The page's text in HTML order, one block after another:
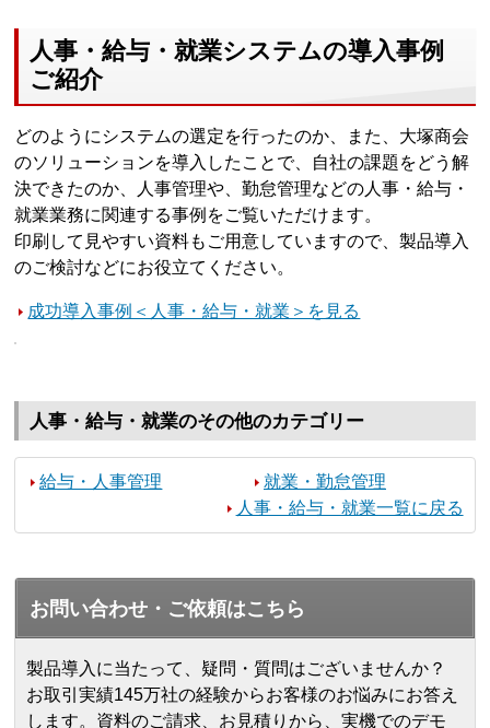
人事・給与・就業システムの導入事例
ご紹介
どのようにシステムの選定を行ったのか、また、大塚商会
のソリューションを導入したことで、自社の課題をどう解
決できたのか、人事管理や、勤怠管理などの人事・給与・
就業業務に関連する事例をご覧いただけます。
印刷して見やすい資料もご用意していますので、製品導入
のご検討などにお役立てください。
成功導入事例＜人事・給与・就業＞を見る
人事・給与・就業のその他のカテゴリー
給与・人事管理
就業・勤怠管理
人事・給与・就業一覧に戻る
お問い合わせ・ご依頼はこちら
製品導入に当たって、疑問・質問はございませんか？
お取引実績145万社の経験からお客様のお悩みにお答え
します。 資料のご請求、お見積りから、実機でのデモ